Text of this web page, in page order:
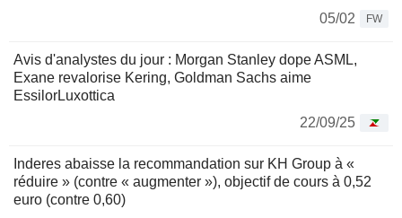
05/02
FW
Avis d'analystes du jour : Morgan Stanley dope ASML,
Exane revalorise Kering, Goldman Sachs aime
EssilorLuxottica
22/09/25
Inderes abaisse la recommandation sur KH Group à «
réduire » (contre « augmenter »), objectif de cours à 0,52
euro (contre 0,60)